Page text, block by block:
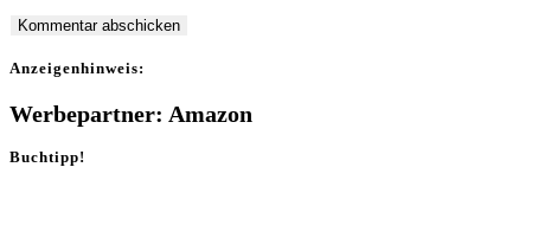
Anzei­gen­hin­weis:
Werbepartner: Amazon
Buchtipp!